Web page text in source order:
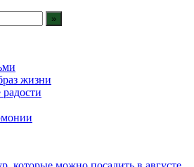
жизни